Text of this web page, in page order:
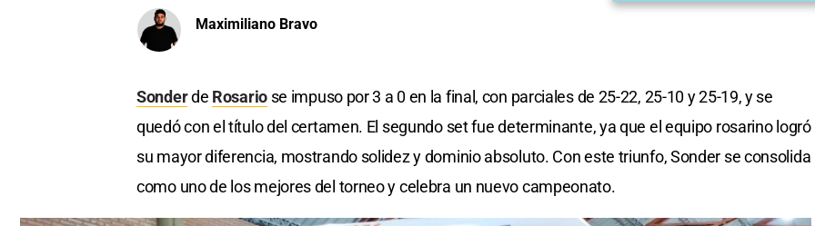
Maximiliano Bravo
Sonderde Rosariose impuso por 3 a 0 en la final, con parciales de 25-22, 25-10 y 25-19, y se
quedó con el título del certamen. El segundo set fue determinante, ya que el equipo rosarino logró
su mayor diferencia, mostrando solidez y dominio absoluto. Con este triunfo, Sonder se consolida
como uno de los mejores del torneo y celebra un nuevo campeonato.